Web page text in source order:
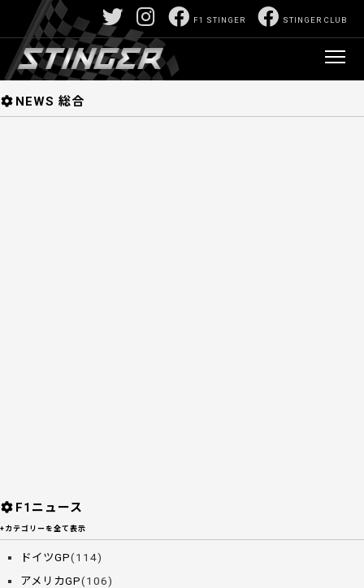
STINGER CLUB
F1 STINGER
F1/モータースポーツ深堀サイト:山口正己責任編
集 F1 STINGER 【スティンガー】>固定ペー
ジ> AP-1ZTAA5HSW1W11
NEWS
NEWS 総合
F1ニュース
+カテゴリーを全て表示
ドイツGP(114)
アメリカGP(106)